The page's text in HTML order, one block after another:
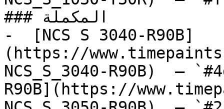
### المكملة
-  [NCS S 3040-R90B]
(https://
NCS_S_3040-R90B)  —
R90B](https://